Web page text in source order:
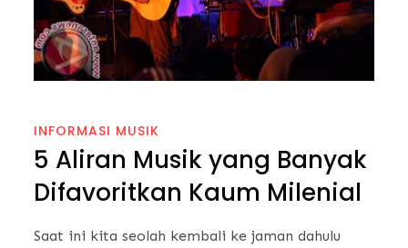
INFORMASI MUSIK
5 Aliran Musik yang Banyak
Difavoritkan Kaum Milenial
Saat ini kita seolah kembali ke jaman dahulu